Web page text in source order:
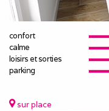
confort
calme
loisirs et sorties
parking
sur place